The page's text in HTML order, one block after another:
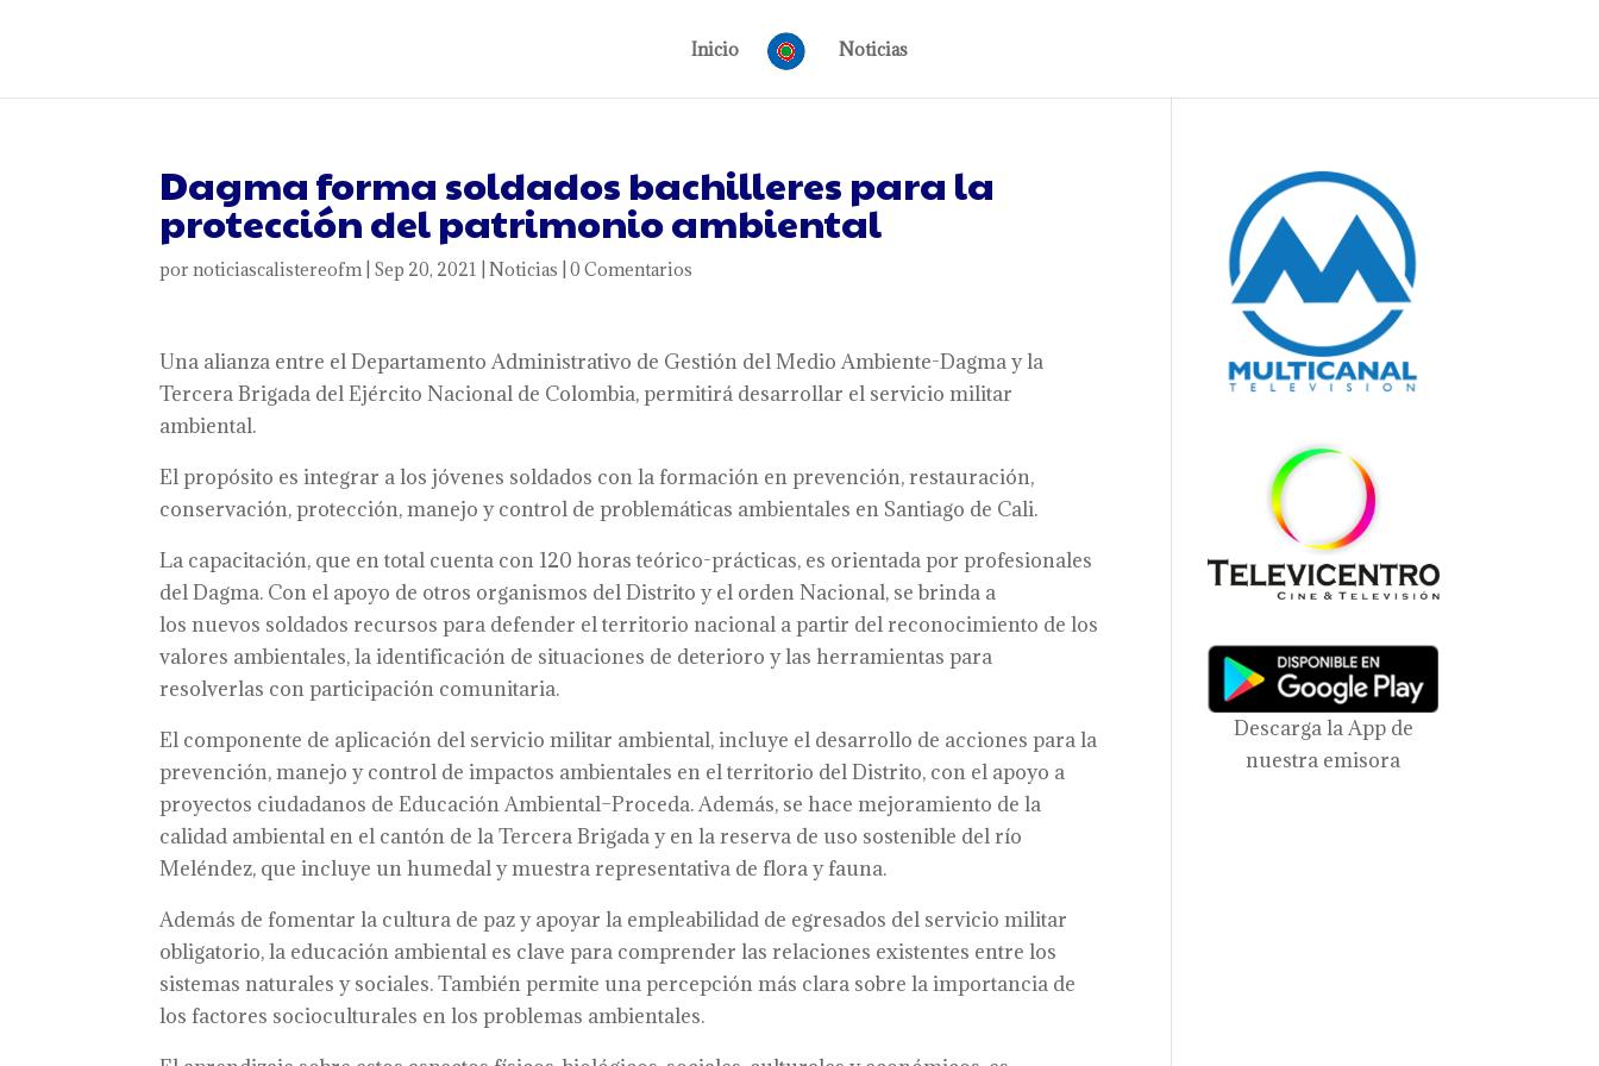
Inicio Noticias
Dagma forma soldados bachilleres para la
protección del patrimonio ambiental
pornoticiascalistereofm| Sep 20, 2021 |Noticias |0 Comentarios
Una alianza entre el Departamento Administrativo de Gestión del Medio Ambiente-Dagma y la
Tercera Brigada del Ejército Nacional de Colombia, permitirá desarrollar el servicio militar
ambiental.
El propósito es integrar a los jóvenes soldados con la formación en prevención, restauración,
conservación, protección, manejo y control de problemáticas ambientales en Santiago de Cali.
La capacitación, que en total cuenta con 120 horas teórico-prácticas, es orientada por profesionales
del Dagma. Con el apoyo de otros organismos del Distrito y el orden Nacional, se brinda a
los nuevos soldados recursos para defender el territorio nacional a partir del reconocimiento de los
valores ambientales, la identificación de situaciones de deterioro y las herramientas para
resolverlas con participación comunitaria.
El componente de aplicación del servicio militar ambiental, incluye el desarrollo de acciones para la
prevención, manejo y control de impactos ambientales en el territorio del Distrito, con el apoyo a
proyectos ciudadanos de Educación Ambiental–Proceda. Además, se hace mejoramiento de la
calidad ambiental en el cantón de la Tercera Brigada y en la reserva de uso sostenible del río
Meléndez, que incluye un humedal y muestra representativa de flora y fauna.
Además de fomentar la cultura de paz y apoyar la empleabilidad de egresados del servicio militar
obligatorio, la educación ambiental es clave para comprender las relaciones existentes entre los
sistemas naturales y sociales. También permite una percepción más clara sobre la importancia de
los factores socioculturales en los problemas ambientales.
Descarga la App de
nuestra emisora